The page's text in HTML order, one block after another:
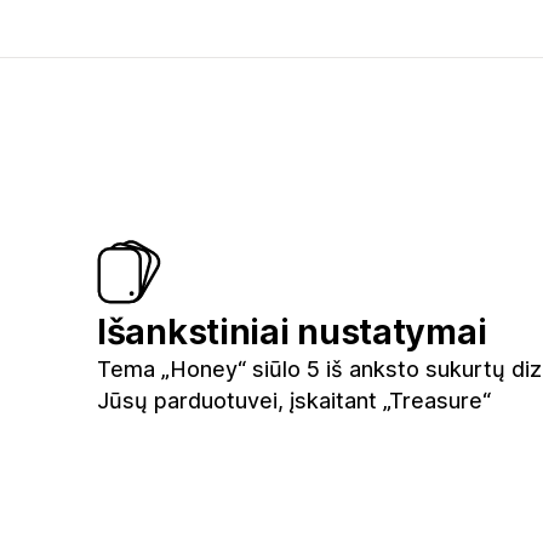
Išankstiniai nustatymai
Tema „Honey“ siūlo 5 iš anksto sukurtų
Jūsų parduotuvei, įskaitant „Treasure“